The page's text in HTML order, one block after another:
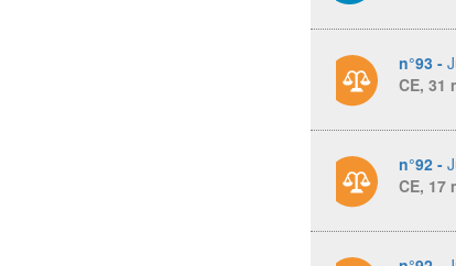
n°93 -
CE, 31
n°92 -
CE, 17